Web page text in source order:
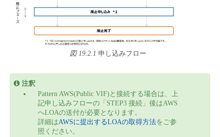
図 19.2.1 申し込みフロー
注釈
Pattern AWS(Public VIF)と接続する場合は、上
記申し込みフローの「STEP3 接続」後はAWS
へLOAの送付が必要となります。
詳細はAWSに提出するLOAの取得方法をご参
照ください。